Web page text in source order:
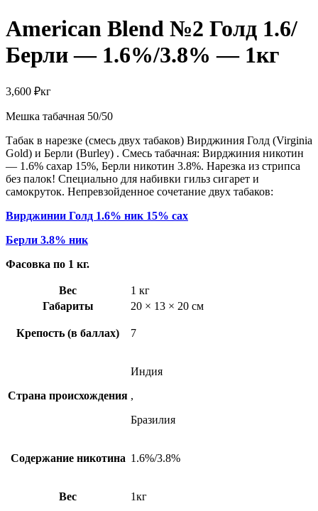
American Blend №2 Голд 1.6/
Берли — 1.6%/3.8% — 1кг
3,600 ₽кг
Мешка табачная 50/50
Табак в нарезке (смесь двух табаков) Вирджиния Голд (Virginia
Gold) и Берли (Burley) . Смесь табачная: Вирджиния никотин
— 1.6% сахар 15%, Берли никотин 3.8%. Нарезка из стрипса
без палок! Специально для набивки гильз сигарет и
самокруток. Непревзойденное сочетание двух табаков:
Вирджинии Голд 1.6% ник 15% сах
Берли 3.8% ник
Фасовка по 1 кг.
Вес
1 кг
Габариты
20 × 13 × 20 см
Крепость (в баллах) 7
Страна происхождения
Индия
,
Бразилия
Содержание никотина 1.6%/3.8%
Вес 1кг